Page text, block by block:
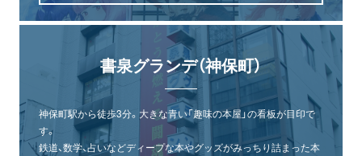
書泉グランデ（神保町）
神保町駅から徒歩3分。大きな青い「趣味の本屋」の看板が目印で
す。
鉄道、数学、占いなどディープな本やグッズがみっちり詰まった本